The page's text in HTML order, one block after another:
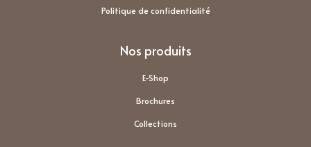
Politique de confidentialité
Nos produits
E-Shop
Brochures
Collections